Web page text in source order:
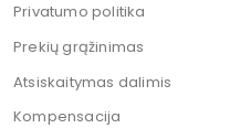
Privatumo politika
Prekių grąžinimas
Atsiskaitymas dalimis
Kompensacija